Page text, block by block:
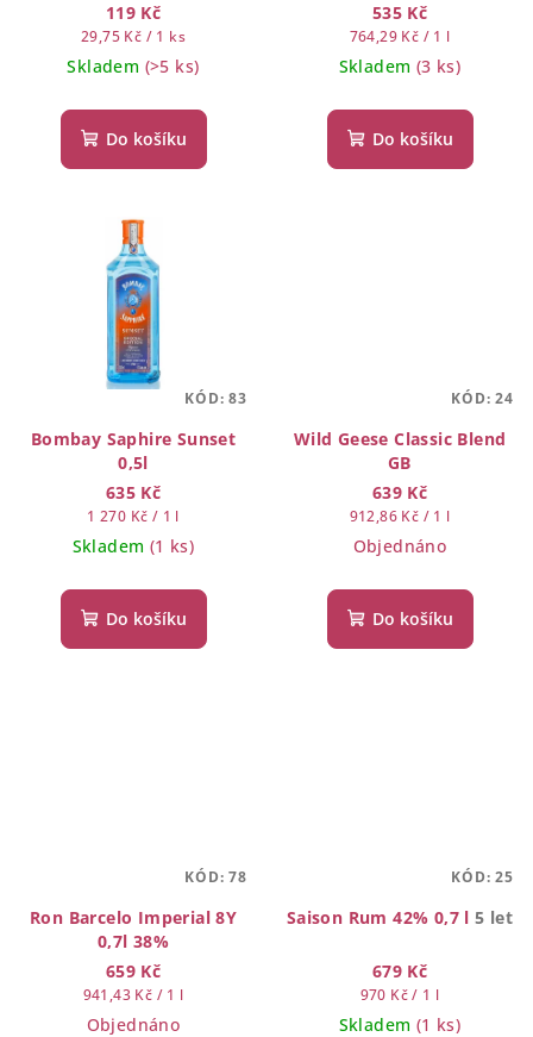
119 Kč
Měrná
cena:
29,75 Kč / 1 ks
Skladem (>5 ks)
Do košíku
535 Kč
Měrná
cena:
764,29 Kč / 1 l
Skladem (3 ks)
Do košíku
Bombay Saphire Sunset
0,5l
635 Kč
Měrná
cena:
1 270 Kč / 1 l
Skladem (1 ks)
Do košíku
KÓD:83
Wild Geese Classic Blend
GB
639 Kč
Měrná
cena:
912,86 Kč / 1 l
Objednáno
Do košíku
KÓD:24
Ron Barcelo Imperial 8Y
0,7l 38%
659 Kč
Měrná
cena:
941,43 Kč / 1 l
Objednáno
KÓD:78
Saison Rum 42% 0,7 l5 let
679 Kč
Měrná
cena:
970 Kč / 1 l
Skladem (1 ks)
KÓD:25